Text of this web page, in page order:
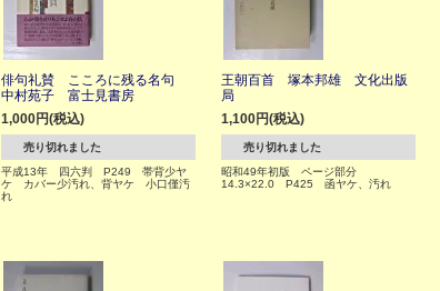
俳句礼賛 こころに残る名句
中村苑子 富士見書房
1,000円(税込)
売り切れました
平成13年 四六判 P249 帯背少ヤ
ケ カバー少汚れ、背ヤケ 小口僅汚
れ
王朝百首 塚本邦雄 文化出版
局
1,100円(税込)
売り切れました
昭和49年初版 ページ部分
14.3×22.0 P425 函ヤケ、汚れ